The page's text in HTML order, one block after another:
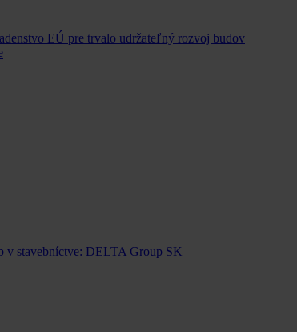
EÚ pre trvalo udržateľný rozvoj budov
v stavebníctve: DELTA Group SK